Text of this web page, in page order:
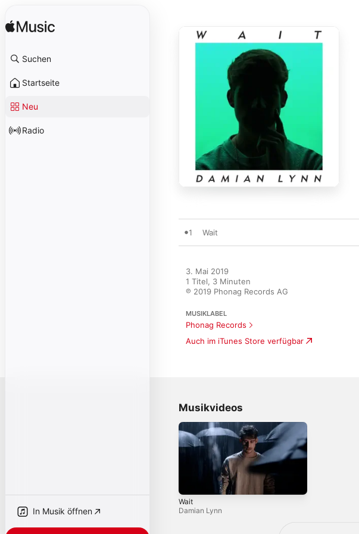
Suchen
Startseite
Neu
Radio
In Musik öffnen
1 Wait
3. Mai 2019
1 Titel, 3 Minuten
℗ 2019 Phonag Records AG
MUSIKLABEL
Phonag Records
Auch im iTunes Store verfügbar
Musikvideos
Wait
Damian Lynn